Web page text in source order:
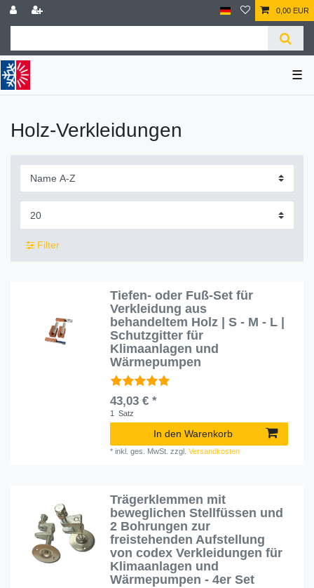
0,00 EUR
☰
Holz-Verkleidungen
Filter
Tiefen- oder Fuß-Set für
Verkleidung aus
behandeltem Holz | S - M - L |
Schutzgitter für
Klimaanlagen und
Wärmepumpen
43,03 € *
1 Satz
In den Warenkorb
*inkl. ges. MwSt. zzgl.Versandkosten
Trägerklemmen mit
beweglichen Stellfüssen und
2 Bohrungen zur
freistehenden Aufstellung
von codex Verkleidungen für
Klimaanlagen und
Wärmepumpen - 4er Set